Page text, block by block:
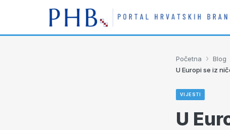
Početna › Blog
U Europi se iz
VIJESTI
U